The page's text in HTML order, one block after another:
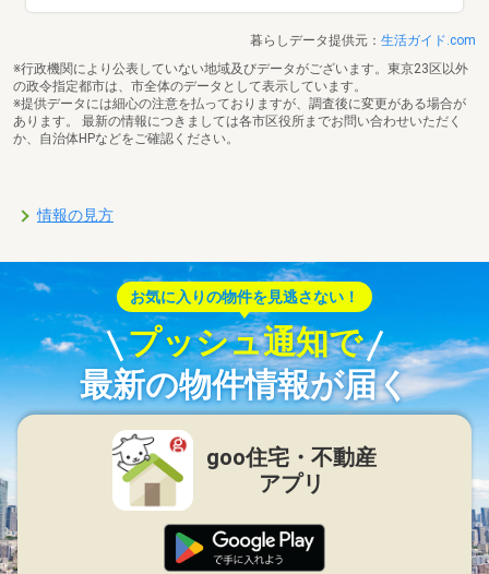
暮らしデータ提供元： 生活ガイド.com
※行政機関により公表していない地域及びデータがございます。東京23区以外
の政令指定都市は、市全体のデータとして表示しています。
※提供データには細心の注意を払っておりますが、調査後に変更がある場合が
あります。 最新の情報につきましては各市区役所までお問い合わせいただく
か、自治体HPなどをご確認ください。
情報の見方
お気に入りの物件を見逃さない！
プッシュ通知で
最新の物件情報が届く
goo住宅・不動産
アプリ